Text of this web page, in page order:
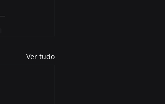
Ver tudo